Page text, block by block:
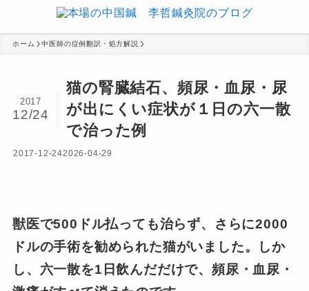
ホーム 中医師の症例翻訳・処方解説
猫の腎臓結石、頻尿・血尿・尿
が出にくい症状が１日の六一散
で治った例
2017
12/24
2017-12-242026-04-29
獣医で500ドル払っても治らず、さらに2000
ドルの手術を勧められた猫がいました。しか
し、六一散を1日飲んだだけで、頻尿・血尿・